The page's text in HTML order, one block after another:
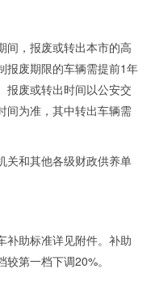
，报废或转出本市的高
报废期限的车辆需提前1年
报废或转出时间以公安交
间为准，其中转出车辆需
和其他各级财政供养单
助标准详见附件。补助
第一档下调20%。